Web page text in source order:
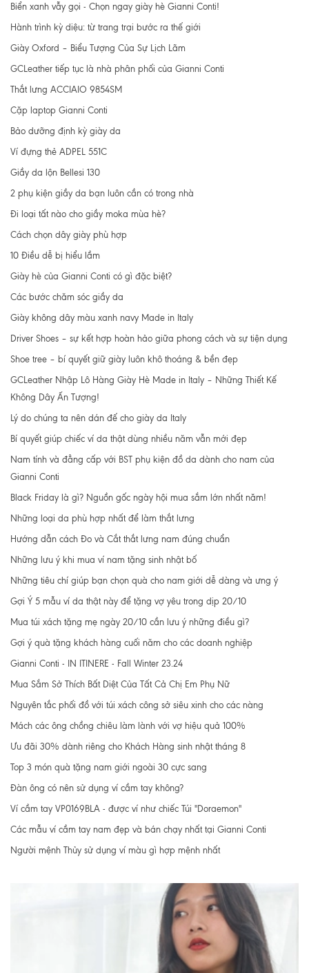
Biển xanh vẫy gọi - Chọn ngay giày hè Gianni Conti!
Hành trình kỳ diệu: từ trang trại bước ra thế giới
Giày Oxford – Biểu Tượng Của Sự Lịch Lãm
GCLeather tiếp tục là nhà phân phối của Gianni Conti
Thắt lưng ACCIAIO 9854SM
Cặp laptop Gianni Conti
Bảo dưỡng định kỳ giày da
Ví đựng thẻ ADPEL 551C
Giầy da lộn Bellesi 130
2 phụ kiện giầy da bạn luôn cần có trong nhà
Đi loại tất nào cho giầy moka mùa hè?
Cách chọn dây giày phù hợp
10 Điều dễ bị hiểu lầm
Giày hè của Gianni Conti có gì đặc biệt?
Các bước chăm sóc giầy da
Giày không dây màu xanh navy Made in Italy
Driver Shoes – sự kết hợp hoàn hảo giữa phong cách và sự tiện dụng
Shoe tree – bí quyết giữ giày luôn khô thoáng & bền đẹp
GCLeather Nhập Lô Hàng Giày Hè Made in Italy – Những Thiết Kế
Không Dây Ấn Tượng!
Lý do chúng ta nên dán đế cho giày da Italy
Bí quyết giúp chiếc ví da thật dùng nhiều năm vẫn mới đẹp
Nam tính và đẳng cấp với BST phụ kiện đồ da dành cho nam của
Gianni Conti
Black Friday là gì? Nguồn gốc ngày hội mua sắm lớn nhất năm!
Những loại da phù hợp nhất để làm thắt lưng
Hướng dẫn cách Đo và Cắt thắt lưng nam đúng chuẩn
Những lưu ý khi mua ví nam tặng sinh nhật bố
Những tiêu chí giúp bạn chọn quà cho nam giới dễ dàng và ưng ý
Gợi Ý 5 mẫu ví da thật này để tặng vợ yêu trong dịp 20/10
Mua túi xách tặng mẹ ngày 20/10 cần lưu ý những điều gì?
Gợi ý quà tặng khách hàng cuối năm cho các doanh nghiệp
Gianni Conti - IN ITINERE - Fall Winter 23.24
Mua Sắm Sở Thích Bất Diệt Của Tất Cả Chị Em Phụ Nữ
Nguyên tắc phối đồ với túi xách công sở siêu xinh cho các nàng
Mách các ông chồng chiêu làm lành với vợ hiệu quả 100%
Ưu đãi 30% dành riêng cho Khách Hàng sinh nhật tháng 8
Top 3 món quà tặng nam giới ngoài 30 cực sang
Đàn ông có nên sử dụng ví cầm tay không?
Ví cầm tay VP0169BLA - được ví như chiếc Túi "Doraemon"
Các mẫu ví cầm tay nam đẹp và bán chạy nhất tại Gianni Conti
Người mệnh Thủy sử dụng ví màu gì hợp mệnh nhất